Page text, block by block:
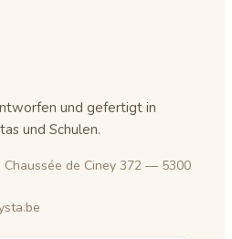
und gefertigt in
und Schulen.
Chaussée de Ciney 372 — 5300